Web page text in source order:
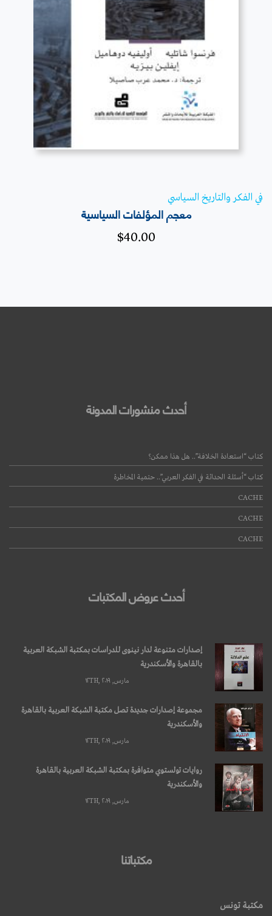
قراءة المزيد
في الفكر والتاريخ السياسي
معجم المؤلفات السياسية
$40.00
أحدث منشورات المدونة
كتاب “استعادة الخلافة”.. هل هذا ممكن؟
كتاب “أسئلة الحداثة في الفكر العربي”.. حتمية المخاطرة
CACHE
CACHE
CACHE
أحدث عروض المكتبات
إصدارات متنوعة لدار نينوى للدراسات بمكتبة الشبكة العربية
بالقاهرة والأسكندرية
مارس, ۱۲TH, ۲۰۱۹
مجموعة إصدارات جديدة تصل مكتبة الشبكة العربية بالقاهرة
والأسكندرية
مارس, ۱۲TH, ۲۰۱۹
روايات تولستوي متوافرة بمكتبة الشبكة العربية بالقاهرة
والأسكندرية
مارس, ۱۲TH, ۲۰۱۹
مكتباتنا
مكتبة تونس